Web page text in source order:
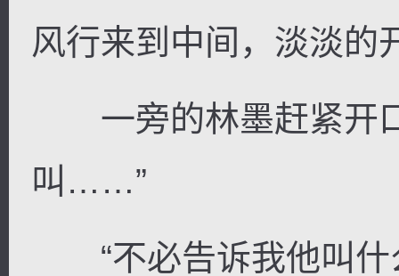
风行来到中间，淡淡的
一旁的林墨赶紧开口
叫……”
“不必告诉我他叫什